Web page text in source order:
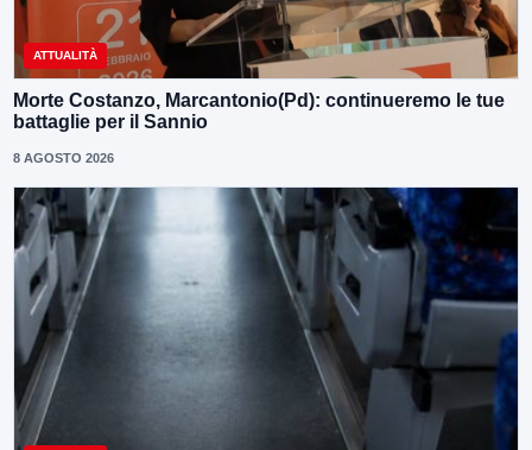
ATTUALITÀ
Morte Costanzo, Marcantonio(Pd): continueremo le tue
battaglie per il Sannio
8 AGOSTO 2026